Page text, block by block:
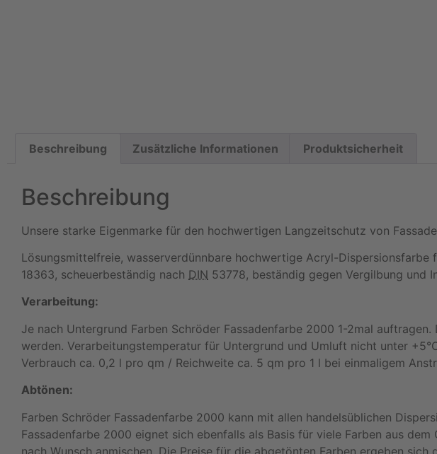
Beschreibung Zusätzliche Informationen Produktsicherheit
Beschreibung
Unsere starke Eigenmarke für den hochwertigen Langzeitschutz von
Lösungsmittelfreie, wasserverdünnbare hochwertige Acryl-
18363, scheuerbeständig nach DIN 53778, beständig gegen Vergilbung und
Verarbeitung:
Je nach Untergrund Farben Schröder Fassadenfarbe 2000 1-2mal
werden. Verarbeitungstemperatur für Untergrund und Umluft nicht unter
Verbrauch ca. 0,2 l pro qm / Reichweite ca. 5 qm pro 1 l bei einmaligem
Abtönen:
Farben Schröder Fassadenfarbe 2000 kann mit allen handelsüblichen
Fassadenfarbe 2000 eignet sich ebenfalls als Basis für viele Farben aus
nach Wunsch anmischen. Die Preise für die abgetönten Farben ergeben